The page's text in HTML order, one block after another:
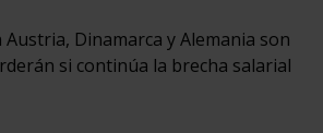
Austria, Dinamarca y Alemania son
si continúa la brecha salarial